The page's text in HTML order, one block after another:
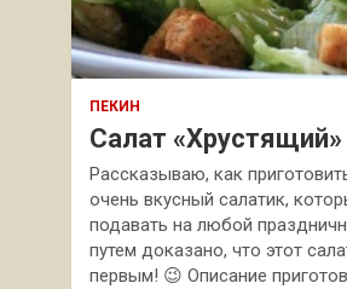
ПЕКИН
Салат «Хрустящий»
Рассказываю, как
очень вкусный салатик,
подавать на любой
путем доказано, что этот
первым! 😉 Описание